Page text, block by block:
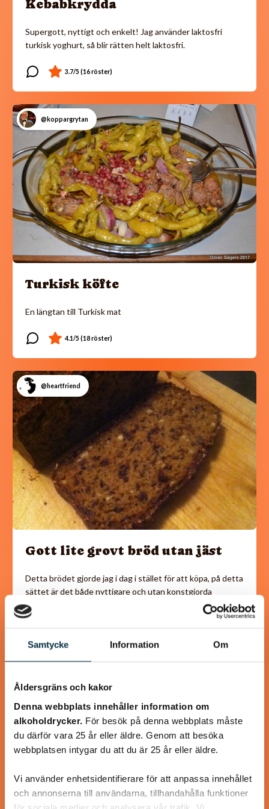
Samtycke Information Om
Åldersgräns och kakor
Denna webbplats innehåller information om
alkoholdrycker. För besök på denna webbplats måste
du därför vara 25 år eller äldre. Genom att besöka
webbplatsen intygar du att du är 25 år eller äldre.
Vi använder enhetsidentifierare för att anpassa innehållet
och annonserna till användarna, tillhandahålla funktioner
Kebabkrydda
Supergott, nyttigt och enkelt! Jag använder laktosfri
turkisk yoghurt, så blir rätten helt laktosfri.
@koppargrytan
Turkisk köfte
En längtan till Turkisk mat
@heartfriend
Gott lite grovt bröd utan jäst
Detta brödet gjorde jag i dag i stället för att köpa, på detta
sättet är det både nyttigare och utan konstgjorda
tillsatser. Tyckte själv…